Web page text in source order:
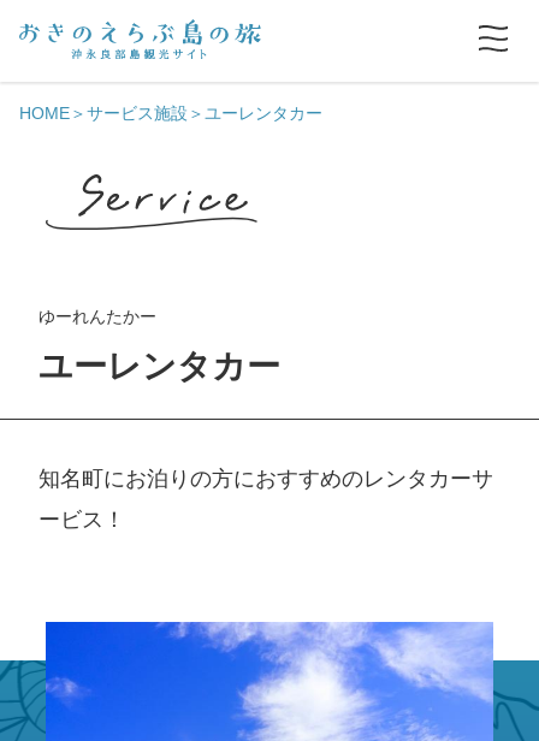
HOME サービス施設 ユーレンタカー
ゆーれんたかー
ユーレンタカー
知名町にお泊りの方におすすめのレンタカーサ
ービス！